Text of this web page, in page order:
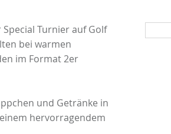
Turnier auf Golf
bei warmen
im Format 2er
und Getränke in
hervorragendem